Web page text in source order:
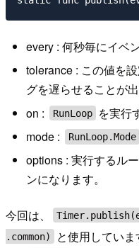
every : 何秒毎にイベ
tolerance : この値を
グを遅らせることが
on : RunLoop
を実行
mode :
RunLoop.Mode
options : 実行するル
ンになります。
今回は、
.common)
と使用していま